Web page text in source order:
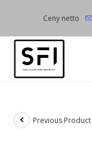
content
Ceny netto
Previous Product